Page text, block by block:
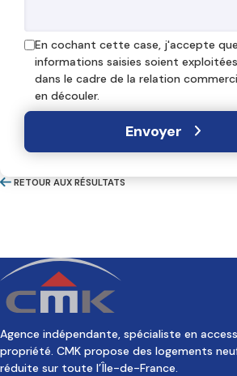
En cochant cette case, j'accepte
informations saisies soient
dans le cadre de la relation
en découler.
Envoyer
RETOUR AUX RÉSULTATS
Agence indépendante, spécialiste en
propriété. CMK propose des logements
réduite sur toute l’Île-de-France.